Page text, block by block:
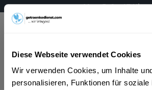
Diese Webseite verwendet Cookies
Wir verwenden Cookies, um Inhalte
personalisieren, Funktionen für soziale
Mo – Fr 9 – 17 Uhr
Menü
Es gilt